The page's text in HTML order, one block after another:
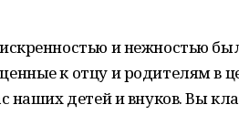
и нежностью
к отцу и родителям в
наших детей и внуков. Вы